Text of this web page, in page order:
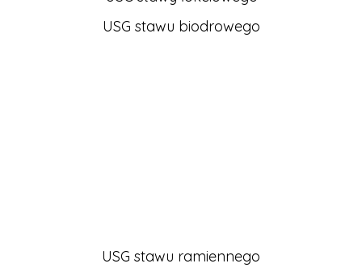
USG stawu biodrowego
USG stawu ramiennego